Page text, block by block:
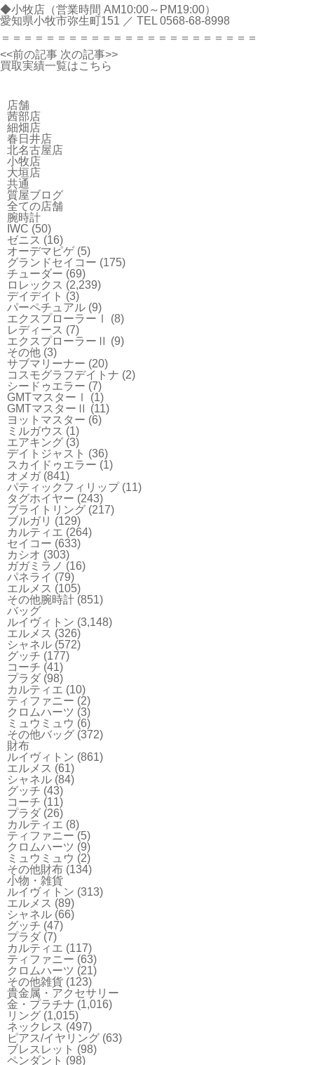
◆小牧店（営業時間 AM10:00～PM19:00）
愛知県小牧市弥生町151 ／ TEL 0568-68-8998
＝＝＝＝＝＝＝＝＝＝＝＝＝＝＝＝＝＝＝＝＝＝＝
<<前の記事 次の記事>>
買取実績一覧はこちら
店舗
茜部店
細畑店
春日井店
北名古屋店
小牧店
大垣店
共通
質屋ブログ
全ての店舗
腕時計
IWC (50)
ゼニス (16)
オーデマピゲ(5)
グランドセイコー (175)
チューダー (69)
ロレックス (2,239)
デイデイト (3)
パーペチュアル (9)
エクスプローラーⅠ
(8)
レディース (7)
エクスプローラーⅡ (9)
その他 (3)
サブマリーナー (20)
コスモグラフデイトナ (2)
シードゥエラー (7)
GMTマスターⅠ
(1)
GMTマスターⅡ (11)
ヨットマスター (6)
ミルガウス (1)
エアキング (3)
デイトジャスト (36)
スカイドゥエラー (1)
オメガ(841)
パティックフィリップ(11)
タグホイヤー (243)
ブライトリング (217)
ブルガリ (129)
カルティエ (264)
セイコー (633)
カシオ (303)
ガガミラノ (16)
パネライ (79)
エルメス (105)
その他腕時計 (851)
バッグ
ルイヴィトン (3,148)
エルメス (326)
シャネル (572)
グッチ (177)
コーチ (41)
プラダ (98)
カルティエ (10)
ティファニー (2)
クロムハーツ (3)
ミュウミュウ (6)
その他バッグ (372)
財布
ルイヴィトン (861)
エルメス (61)
シャネル (84)
グッチ (43)
コーチ (11)
プラダ (26)
カルティエ (8)
ティファニー (5)
クロムハーツ (9)
ミュウミュウ (2)
その他財布 (134)
小物・雑貨
ルイヴィトン (313)
エルメス (89)
シャネル (66)
グッチ (47)
プラダ (7)
カルティエ (117)
ティファニー (63)
クロムハーツ (21)
その他雑貨 (123)
貴金属・アクセサリー
金・プラチナ (1,016)
リング (1,015)
ネックレス (497)
ピアス/イヤリング (63)
ブレスレット (98)
ペンダント (98)